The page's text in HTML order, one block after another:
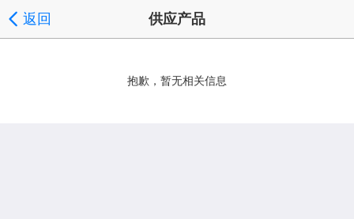
返回 供应产品
抱歉，暂无相关信息